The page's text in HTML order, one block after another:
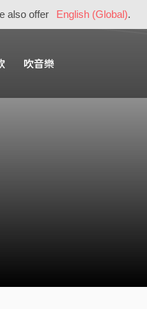
also offer English (Global).
吹音樂